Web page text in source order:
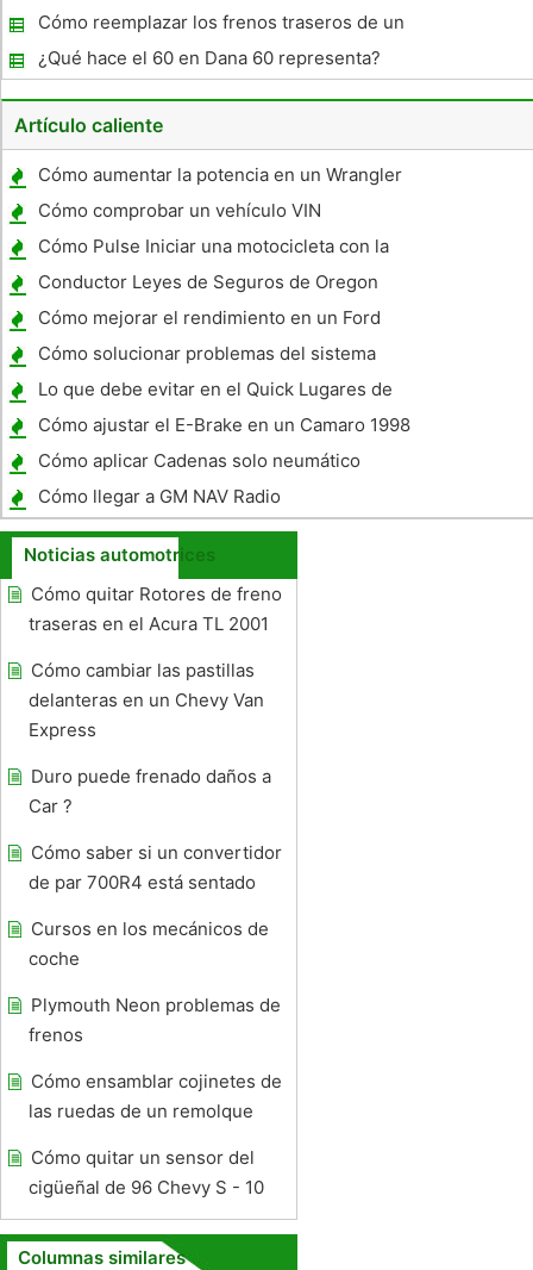
en una Ford F-150
Cómo reemplazar los frenos traseros de un
Pontiac Grand Prix 1995
¿Qué hace el 60 en Dana 60 representa?
Artículo caliente
Cómo aumentar la potencia en un Wrangler
2.5L
Cómo comprobar un vehículo VIN
Cómo Pulse Iniciar una motocicleta con la
batería débil
Conductor Leyes de Seguros de Oregon
Cómo mejorar el rendimiento en un Ford
Sport Trac 2005
Cómo solucionar problemas del sistema
eléctrico en un Mazda 6
Lo que debe evitar en el Quick Lugares de
Cambio de aceite
Cómo ajustar el E-Brake en un Camaro 1998
Cómo aplicar Cadenas solo neumático
Cómo llegar a GM NAV Radio
Noticias automotrices
Cómo quitar Rotores de freno
traseras en el Acura TL 2001
Cómo cambiar las pastillas
delanteras en un Chevy Van
Express
Duro puede frenado daños a
Car ?
Cómo saber si un convertidor
de par 700R4 está sentado
Cursos en los mecánicos de
coche
Plymouth Neon problemas de
frenos
Cómo ensamblar cojinetes de
las ruedas de un remolque
Cómo quitar un sensor del
cigüeñal de 96 Chevy S - 10
Columnas similares